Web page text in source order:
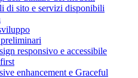
di sito e servizi disponibili
responsivo e accessibile
enhancement e Graceful